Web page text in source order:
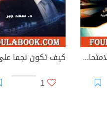
امتحانات تجريبية لامتحان نهاية التكوين – موجه للأساتذة المتربصين
1